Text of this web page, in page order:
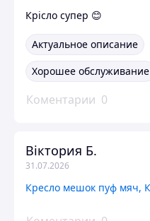
Крісло супер 😊
Актуальное описание
Хорошее обслуживание
Коментарии 0
Віктория Б.
31.07.2026